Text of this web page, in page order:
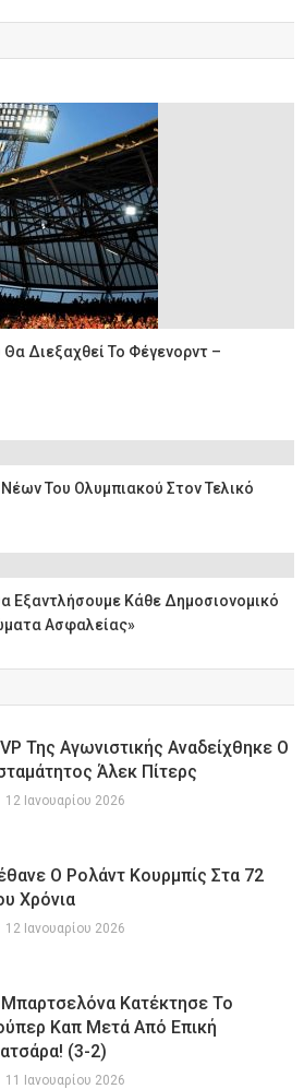
Θα Διεξαχθεί Το Φέγενορντ –
Του Ολυμπιακού Στον Τελικό
Εξαντλήσουμε Κάθε Δημοσιονομικό
Ασφαλείας»
Της Αγωνιστικής Αναδείχθηκε Ο
Άλεκ Πίτερς
12 Ιανουαρίου 2026
Ο Ρολάντ Κουρμπίς Στα 72
Χρόνια
12 Ιανουαρίου 2026
Κατέκτησε Το
Καπ Μετά Από Επική
(3-2)
11 Ιανουαρίου 2026